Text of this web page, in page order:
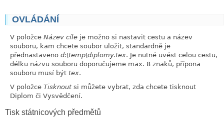
OVLÁDÁNÍ
V položce Název cíle je možno si nastavit cestu a název
souboru, kam chcete soubor uložit, standardně je
přednastaveno d:\temp\diplomy.tex. Je nutné uvést celou cestu,
délku názvu souboru doporučujeme max. 8 znaků, přípona
souboru musí být tex.
V položce Tisknoutsi můžete vybrat, zda chcete tisknout
Diplom či Vysvědčení.
Tisk státnicových předmětů